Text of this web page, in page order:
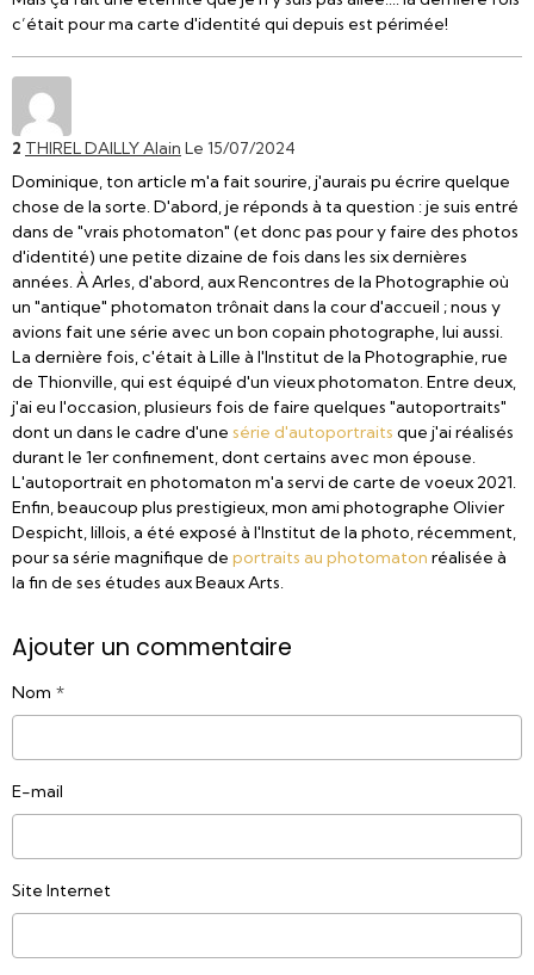
c’était pour ma carte d'identité qui depuis est périmée!
2 THIREL DAILLY Alain Le 15/07/2024
Dominique, ton article m'a fait sourire, j'aurais pu écrire quelque
chose de la sorte. D'abord, je réponds à ta question : je suis entré
dans de "vrais photomaton" (et donc pas pour y faire des photos
d'identité) une petite dizaine de fois dans les six dernières
années. À Arles, d'abord, aux Rencontres de la Photographie où
un "antique" photomaton trônait dans la cour d'accueil ; nous y
avions fait une série avec un bon copain photographe, lui aussi.
La dernière fois, c'était à Lille à l'Institut de la Photographie, rue
de Thionville, qui est équipé d'un vieux photomaton. Entre deux,
j'ai eu l'occasion, plusieurs fois de faire quelques "autoportraits"
dont un dans le cadre d'une série d'autoportraits que j'ai réalisés
durant le 1er confinement, dont certains avec mon épouse.
L'autoportrait en photomaton m'a servi de carte de voeux 2021.
Enfin, beaucoup plus prestigieux, mon ami photographe Olivier
Despicht, lillois, a été exposé à l'Institut de la photo, récemment,
pour sa série magnifique de portraits au photomaton réalisée à
la fin de ses études aux Beaux Arts.
Ajouter un commentaire
Nom
E-mail
Site Internet